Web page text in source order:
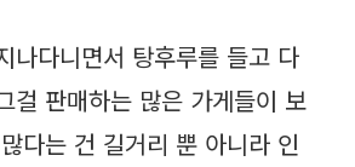
나다니면서 탕후루를 들고 다
걸 판매하는 많은 가게들이 보
다는 건 길거리 뿐 아니라 인